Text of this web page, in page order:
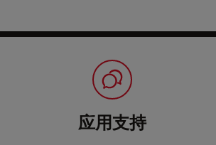
应用支持